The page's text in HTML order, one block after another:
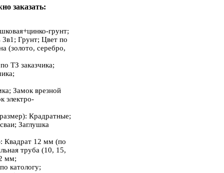
заказать:
грунт;
Грунт; Цвет по
(золото, серебро,
ТЗ заказчика;
Замок врезной
электро-
Крадратные;
Заглушка
: Квадрат 12 мм (по
труба (10, 15,
мм;
катологу;